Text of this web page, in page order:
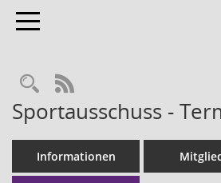
Toggle navigation
RSS-Feed
Sportausschuss -
Informationen